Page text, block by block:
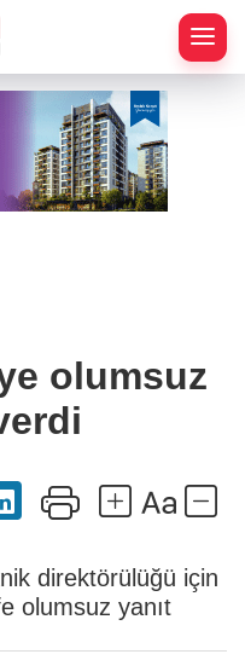
olumsuz
direktörülüğü için
olumsuz yanıt